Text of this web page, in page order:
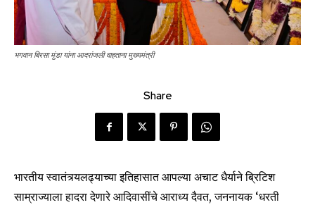
भगवान बिरसा मुंडा यांना आदरांजली वाहताना मुख्यमंत्री
Share
भारतीय स्वातंत्र्यलढ्याच्या इतिहासात आपल्या अचाट धैर्याने ब्रिटिश
साम्राज्याला हादरा देणारे आदिवासींचे आराध्य दैवत, जननायक ‘धरती